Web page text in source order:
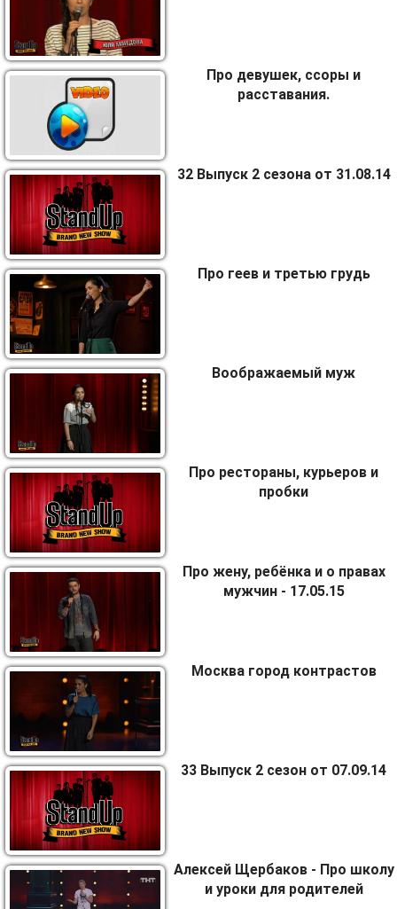
Про девушек, ссоры и
расставания.
32 Выпуск 2 сезона от 31.08.14
Про геев и третью грудь
Воображаемый муж
Про рестораны, курьеров и
пробки
Про жену, ребёнка и о правах
мужчин - 17.05.15
Москва город контрастов
33 Выпуск 2 сезон от 07.09.14
Алексей Щербаков - Про школу
и уроки для родителей